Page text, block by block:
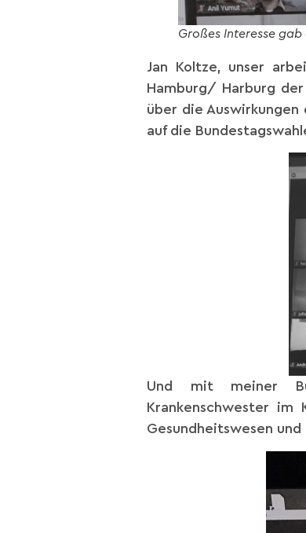
Großes Interesse gab
Jan Koltze, unser
Hamburg/ Harburg
über die
auf die
Und mit meiner
Krankenschwester im
Gesundheitswesen